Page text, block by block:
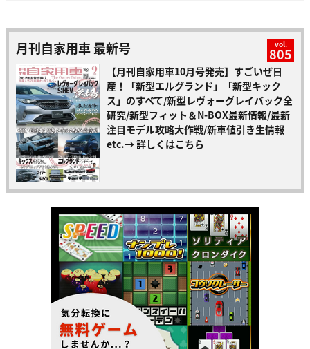
月刊自家用車 最新号 vol.
805
【月刊自家用車10月号発売】すごいぜ日
産！「新型エルグランド」「新型キック
ス」のすべて/新型レヴォーグレイバック全
研究/新型フィット＆N-BOX最新情報/最新
注目モデル攻略大作戦/新車値引き生情報
etc.→ 詳しくはこちら